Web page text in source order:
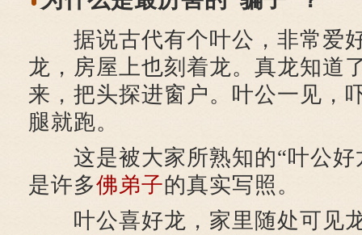
据说古代有个叶公，非常爱
龙，房屋上也刻着龙。真龙知道
来，把头探进窗户。叶公一见，
腿就跑。
这是被大家所熟知的“叶公好
是许多佛弟子的真实写照。
叶公喜好龙，家里随处可见